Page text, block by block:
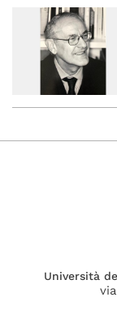
Università